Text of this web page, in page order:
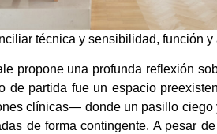
técnica y sensibilidad, función y
propone una profunda reflexión
de partida fue un espacio
clínicas— donde un pasillo ciego
de forma contingente. A pesar